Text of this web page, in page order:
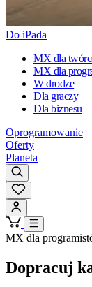
Do iPada
MX dla
MX dla
W drodze
Dla graczy
Dla biznesu
Oprogramowanie
Oferty
Planeta
MX dla
Dopracuj